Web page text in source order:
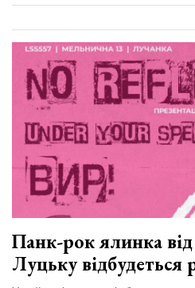
Панк-рок ялинка
Луцьку відбудеться